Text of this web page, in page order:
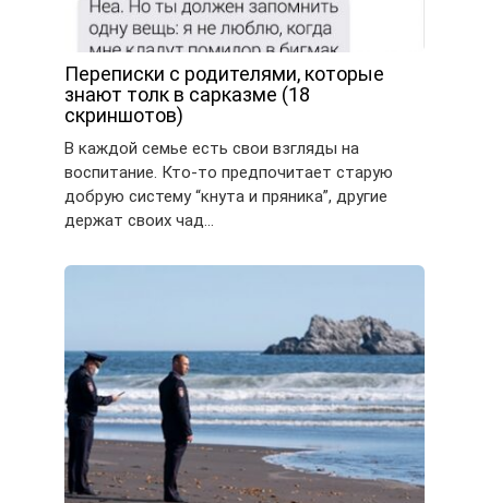
Переписки с родителями, которые
знают толк в сарказме (18
скриншотов)
В каждой семье есть свои взгляды на
воспитание. Кто-то предпочитает старую
добрую систему “кнута и пряника”, другие
держат своих чад…